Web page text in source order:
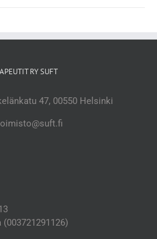
RY SUFT
47, 00550 Helsinki
(003721291126)